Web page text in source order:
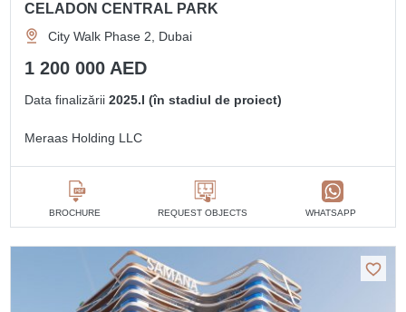
CELADON CENTRAL PARK
City Walk Phase 2, Dubai
1 200 000 AED
Data finalizării2025.I (în stadiul de proiect)
Meraas Holding LLC
BROCHURE REQUEST OBJECTS WHATSAPP